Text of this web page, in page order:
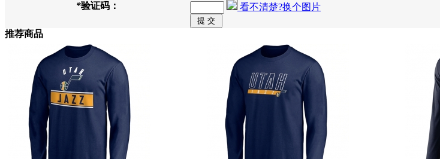
*验证码： 看不清楚?换个图片
推荐商品